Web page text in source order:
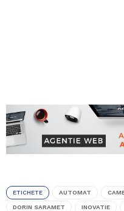
ETICHETE AUTOMAT
DORIN SARAMET INOVATIE